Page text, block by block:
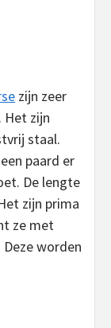
zijn zeer
Het zijn
staal.
paard er
De lengte
zijn prima
ze met
worden